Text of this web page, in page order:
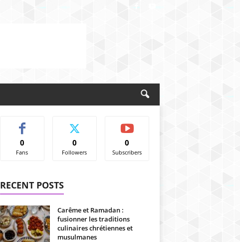
0
Fans
0
Followers
0
Subscribers
RECENT POSTS
Carême et Ramadan :
fusionner les traditions
culinaires chrétiennes et
musulmanes